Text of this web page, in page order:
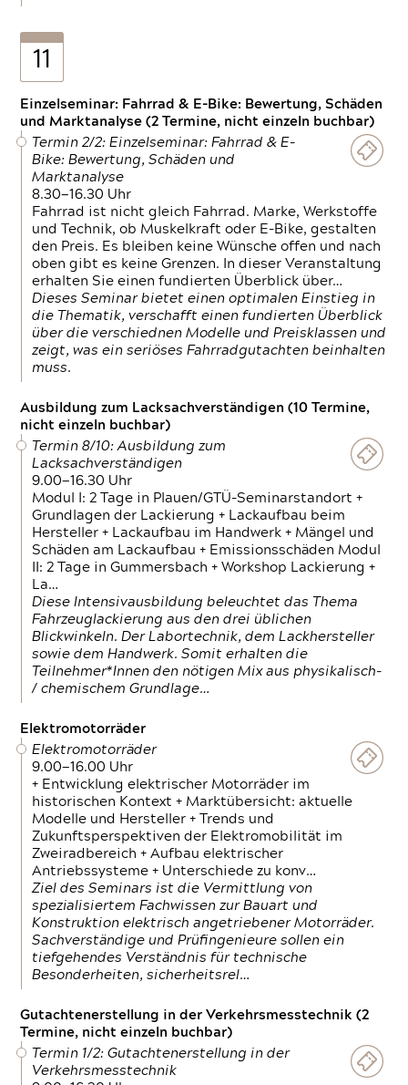
11
Einzelseminar: Fahrrad & E-Bike: Bewertung, Schäden
und Marktanalyse (2 Termine, nicht einzeln buchbar)
Termin 2/2: Einzelseminar: Fahrrad & E-
Bike: Bewertung, Schäden und
Marktanalyse
8.30—16.30 Uhr
Fahrrad ist nicht gleich Fahrrad. Marke, Werkstoffe
und Technik, ob Muskelkraft oder E-Bike, gestalten
den Preis. Es bleiben keine Wünsche offen und nach
oben gibt es keine Grenzen. In dieser Veranstaltung
erhalten Sie einen fundierten Überblick über…
Dieses Seminar bietet einen optimalen Einstieg in
die Thematik, verschafft einen fundierten Überblick
über die verschiednen Modelle und Preisklassen und
zeigt, was ein seriöses Fahrradgutachten beinhalten
muss.
Ausbildung zum Lacksachverständigen (10 Termine,
nicht einzeln buchbar)
Termin 8/10: Ausbildung zum
Lacksachverständigen
9.00—16.30 Uhr
Modul I: 2 Tage in Plauen/GTÜ-Seminarstandort +
Grundlagen der Lackierung + Lackaufbau beim
Hersteller + Lackaufbau im Handwerk + Mängel und
Schäden am Lackaufbau + Emissionsschäden Modul
II: 2 Tage in Gummersbach + Workshop Lackierung +
La…
Diese Intensivausbildung beleuchtet das Thema
Fahrzeuglackierung aus den drei üblichen
Blickwinkeln. Der Labortechnik, dem Lackhersteller
sowie dem Handwerk. Somit erhalten die
Teilnehmer*Innen den nötigen Mix aus physikalisch-
/ chemischem Grundlage…
Elektromotorräder
Elektromotorräder
9.00—16.00 Uhr
+ Entwicklung elektrischer Motorräder im
historischen Kontext + Marktübersicht: aktuelle
Modelle und Hersteller + Trends und
Zukunftsperspektiven der Elektromobilität im
Zweiradbereich + Aufbau elektrischer
Antriebssysteme + Unterschiede zu konv…
Ziel des Seminars ist die Vermittlung von
spezialisiertem Fachwissen zur Bauart und
Konstruktion elektrisch angetriebener Motorräder.
Sachverständige und Prüfingenieure sollen ein
tiefgehendes Verständnis für technische
Besonderheiten, sicherheitsrel…
Gutachtenerstellung in der Verkehrsmesstechnik (2
Termine, nicht einzeln buchbar)
Termin 1/2: Gutachtenerstellung in der
Verkehrsmesstechnik